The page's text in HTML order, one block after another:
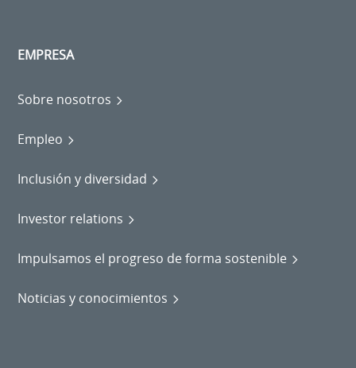
EMPRESA
Sobre nosotros
Empleo
Inclusión y diversidad
Investor relations
Impulsamos el progreso de forma sostenible
Noticias y conocimientos